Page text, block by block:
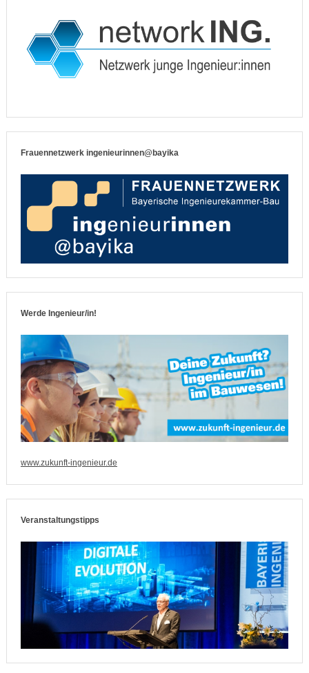
Frauennetzwerk ingenieurinnen@bayika
Werde Ingenieur/in!
www.zukunft-ingenieur.de
Veranstaltungstipps